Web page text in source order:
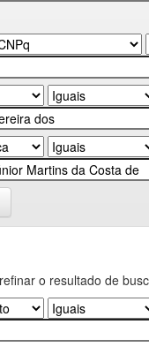
o resultado de